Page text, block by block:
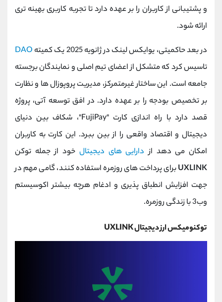
و پشتیبانی از کاربران را بر عهده دارد تا تجربه کاربری بهینه ‌تری
ارائه شود.
در بعد حاکمیتی، یو‌ایکس لینک در ژانویه 2025 یک کمیته
DAO
تاسیس کرد که متشکل از اعضای تیم اصلی و نمایندگان برجسته
جامعه است. این ساختار غیرمتمرکز، مدیریت پروپوزال ‌ها و نظارت
بر تخصیص بودجه را بر عهده دارد. در افق توسعه آتی، پروژه
قصد دارد با راه ‌اندازی کارت "FujiPay"، شکاف بین دنیای
دیجیتال و اقتصاد واقعی را از بین ببرد. این کارت به کاربران
امکان می ‌دهد از دارایی ‌های دیجیتال خود از جمله توکن
UXLINKبرای پرداخت ‌های روزمره استفاده کنند، گامی مهم در
جهت افزایش انطباق پذیری و ادغام هرچه بیشتر اکوسیستم
وب3 با زندگی روزمره.
توکنومیکس ارز دیجیتال UXLINK